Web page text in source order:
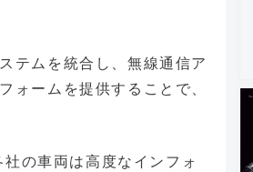
テムを統合し、無線通信ア
ォームを提供することで、
の車両は高度なインフォ